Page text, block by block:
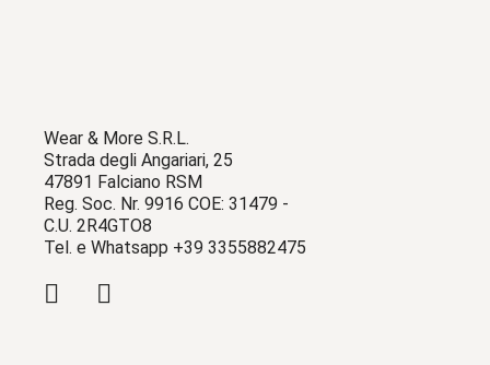
Wear & More S.R.L.
Strada degli Angariari, 25
47891 Falciano RSM
Reg. Soc. Nr. 9916 COE: 31479 -
C.U. 2R4GTO8
Tel. e Whatsapp +39 3355882475